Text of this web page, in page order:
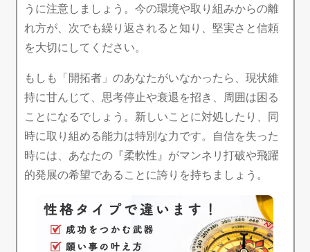
うに注意しましょう。今の環境や取り組みからの離
れ方が、次でも繰り返されると知り、堅実さと信頼
を大切にしてください。
もしも「開拓者」のあなたがいなかったら、現状維
持に甘んじて、思考停止や衰退を招き、周囲は困る
ことになるでしょう。新しいことに対処したり、同
時に取り組める能力は特別な力です。自信を失った
時には、あなたの『柔軟性』がマンネリ打破や飛躍
的発展の希望であることに誇りを持ちましょう。